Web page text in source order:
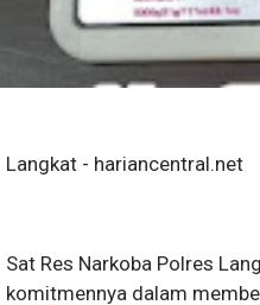
Langkat - hariancentral.net
Sat Res Narkoba Polres
komitmennya dalam